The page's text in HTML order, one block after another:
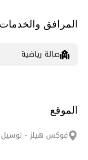
المرافق والخدمات
صالة رياضية
الموقع
فوكس هيلز - لوسيل